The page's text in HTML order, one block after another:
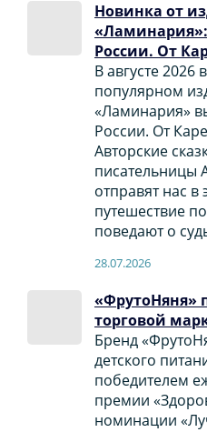
Новинка от
России. От
В августе 2026
популярном
«Ламинария»
России. От
Авторские
писательницы
отправят нас в
путешествие
поведают о
28.07.2026
«ФрутоНяня»
торговой
Бренд
детского
победителем
премии
номинации